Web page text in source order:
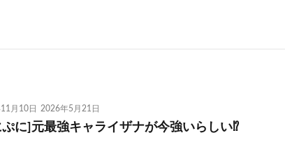
月10日 2026年5月21日
ぷに]元最強キャライザナが今強いらしい⁉️